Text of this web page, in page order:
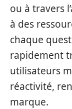
ou à travers
à des
chaque
rapidement
utilisateurs
réactivité,
marque.